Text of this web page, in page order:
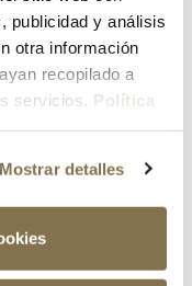
publicidad y análisis
otra información
recopilado a
servicios. Política
Mostrar detalles